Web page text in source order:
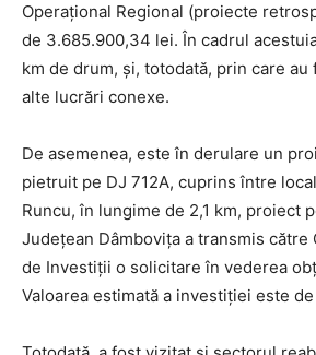
Operațional Regional (proiecte
de 3.685.900,34 lei. În cadrul
km de drum, și, totodată, prin care au
alte lucrări conexe.
De asemenea, este în derulare un
pietruit pe DJ 712A, cuprins între
Runcu, în lungime de 2,1 km, proiect
Județean Dâmbovița a transmis către
de Investiții o solicitare în vederea
Valoarea estimată a investiției este